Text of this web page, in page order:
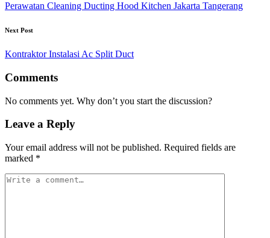
Perawatan Cleaning Ducting Hood Kitchen Jakarta Tangerang
Next Post
Kontraktor Instalasi Ac Split Duct
Comments
No comments yet. Why don’t you start the discussion?
Leave a Reply
Your email address will not be published. Required fields are
marked *